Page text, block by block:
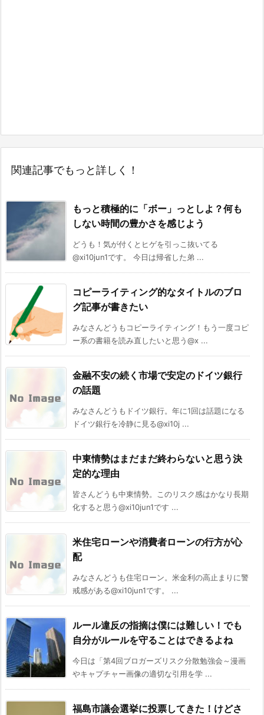
関連記事でもっと詳しく！
もっと積極的に「ボー」っとしよ？何も
しない時間の豊かさを感じよう
どうも！気が付くとヒゲを引っこ抜いてる
@xi10jun1です。 今日は帰省した弟 ...
コピーライティング的なタイトルのブロ
グ記事が書きたい
みなさんどうもコピーライティング！もう一度コピ
ー系の書籍を読み直したいと思う@x ...
金融不安の続く市場で安定のドイツ銀行
の話題
みなさんどうもドイツ銀行。年に1回は話題になる
ドイツ銀行を冷静に見る@xi10j ...
中東情勢はまだまだ終わらないと思う決
定的な理由
皆さんどうも中東情勢。このリスク感はかなり長期
化すると思う@xi10jun1です ...
米住宅ローンや消費者ローンの行方が心
配
みなさんどうも住宅ローン。米金利の高止まりに警
戒感がある@xi10jun1です。 ...
ルール違反の指摘は僕には難しい！でも
自分がルールを守ることはできるよね
今日は「第4回ブロガーズリスク分散勉強会～漫画
やキャプチャー画像の適切な引用を学 ...
福島市議会選挙に投票してきた！けどさ